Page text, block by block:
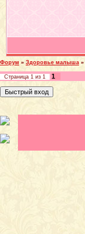
Форум » Здоровье малыша »
Страница 1 из 1 1